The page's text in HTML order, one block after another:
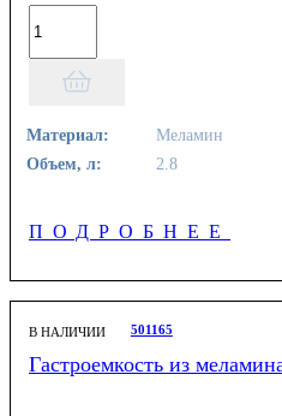
Материал:
Меламин
Объем, л:
2.8
ПОДРОБНЕЕ
В НАЛИЧИИ 501165
Гастроемкость из